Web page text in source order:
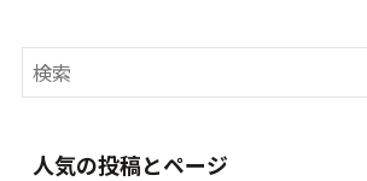
人気の投稿とページ